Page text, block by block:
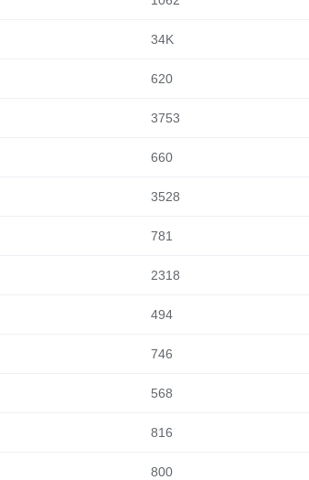
34K
620
3753
660
3528
781
2318
494
746
568
816
800